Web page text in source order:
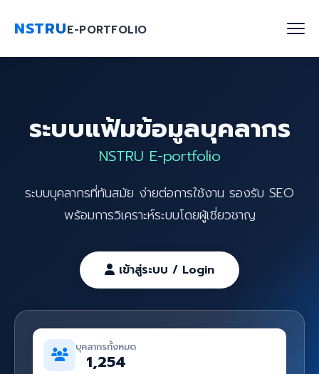
NSTRUE-PORTFOLIO
ค้นหาบุคลากร
งานวิจัย
เกี่ยวกับเรา
ติดต่อเรา
ระบบแฟ้มข้อมูลบุคลากร
NSTRU E-portfolio
ระบบบุคลากรที่ทันสมัย ง่ายต่อการใช้งาน รองรับ SEO
พร้อมการวิเคราะห์ระบบโดยผู้เชี่ยวชาญ
เข้าสู่ระบบ / Login
บุคลากรทั้งหมด
1,254